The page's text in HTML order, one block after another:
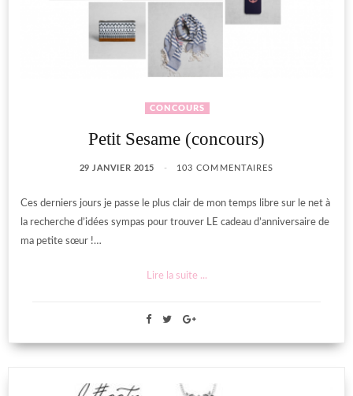
CONCOURS
Petit Sesame (concours)
29 JANVIER 2015 103 COMMENTAIRES
Ces derniers jours je passe le plus clair de mon temps libre sur le net à
la recherche d’idées sympas pour trouver LE cadeau d’anniversaire de
ma petite sœur !…
Lire la suite ...